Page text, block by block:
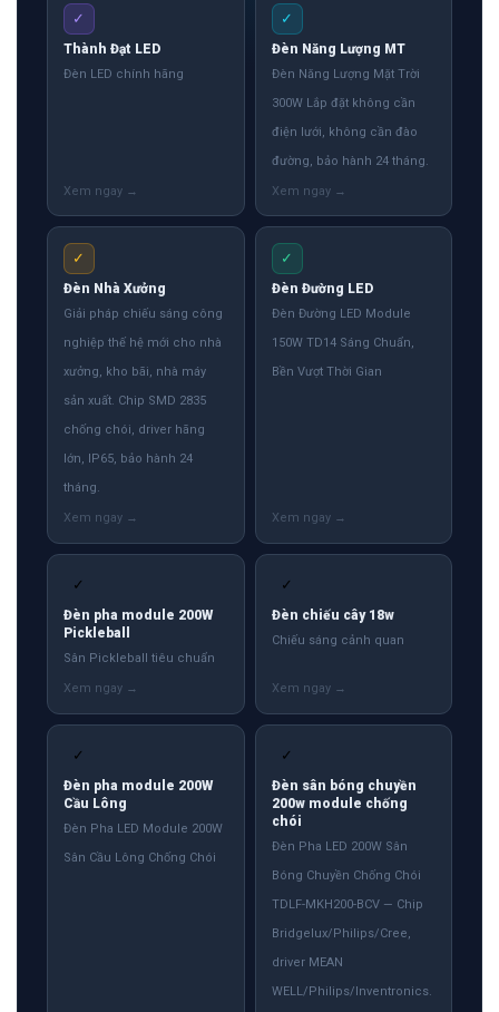
✓
Thành Đạt LED
Đèn LED chính hãng
✓
Đèn Năng Lượng MT
Đèn Năng Lượng Mặt Trời
300W Lắp đặt không cần
điện lưới, không cần đào
đường, bảo hành 24 tháng.
✓
Đèn Nhà Xưởng
Giải pháp chiếu sáng công
nghiệp thế hệ mới cho nhà
xưởng, kho bãi, nhà máy
sản xuất. Chip SMD 2835
chống chói, driver hãng
lớn, IP65, bảo hành 24
tháng.
✓
Đèn Đường LED
Đèn Đường LED Module
150W TD14 Sáng Chuẩn,
Bền Vượt Thời Gian
✓
Đèn pha module 200W
Pickleball
Sân Pickleball tiêu chuẩn
✓
Đèn chiếu cây 18w
Chiếu sáng cảnh quan
✓
Đèn pha module 200W
Cầu Lông
Đèn Pha LED Module 200W
Sân Cầu Lông Chống Chói
✓
Đèn sân bóng chuyền
200w module chống
chói
Đèn Pha LED 200W Sân
Bóng Chuyền Chống Chói
TDLF-MKH200-BCV — Chip
Bridgelux/Philips/Cree,
driver MEAN
WELL/Philips/Inventronics.